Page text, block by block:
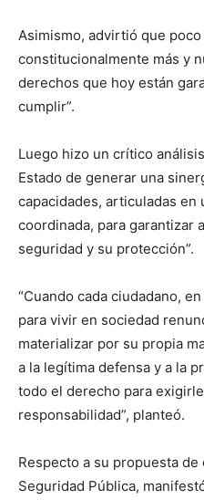
Asimismo, advirtió que
constitucionalmente más y
derechos que hoy están
cumplir”.
Luego hizo un crítico
Estado de generar una
capacidades, articuladas
coordinada, para garantizar
seguridad y su protección”.
“Cuando cada ciudadano,
para vivir en sociedad
materializar por su propia
a la legítima defensa y a la
todo el derecho para
responsabilidad”, planteó.
Respecto a su propuesta
Seguridad Pública,